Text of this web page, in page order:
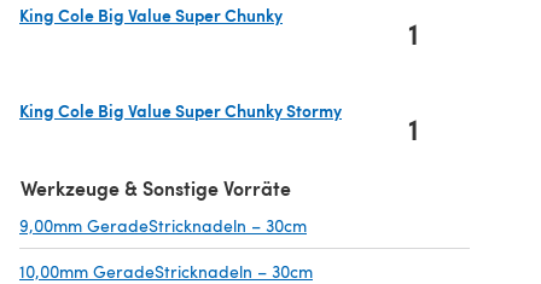
King Cole Big Value Super Chunky
1
King Cole Big Value Super Chunky Stormy
1
Werkzeuge & Sonstige Vorräte
9,00mm GeradeStricknadeln – 30cm
10,00mm GeradeStricknadeln – 30cm